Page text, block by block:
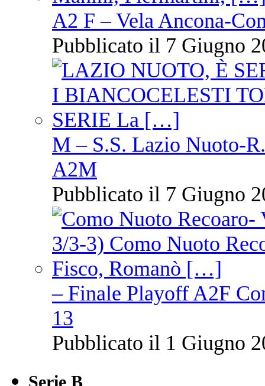
A2 F – Vela Ancona-
Pubblicato il 7 Giugno
M – S.S. Lazio Nuoto-
A2M
Pubblicato il 7 Giugno
– Finale Playoff A2F
13
Pubblicato il 1 Giugno
Serie B